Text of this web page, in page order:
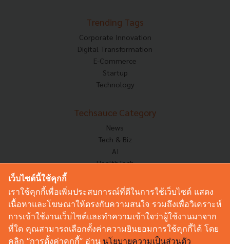
Trending Tags
Corporate Innovation
Digital Transformation
E-Commerce
Startup
Technology
Techsauce Category
News
Tech & Biz
AI
HealthTech
Corp Innov
Saucy Thoughts
Sustainable
Videos
เว็บไซต์นี้ใช้คุกกี้
เราใช้คุกกี้เพื่อเพิ่มประสบการณ์ที่ดีในการใช้เว็บไซต์ แสดง
เนื้อหาและโฆษณาให้ตรงกับความสนใจ รวมถึงเพื่อวิเคราะห์
การเข้าใช้งานเว็บไซต์และทำความเข้าใจว่าผู้ใช้งานมาจาก
ที่ใด คุณสามารถเลือกตั้งค่าความยินยอมการใช้คุกกี้ได้ โดย
คลิก “การตั้งค่าคุกกี้” อ่าน นโยบายความเป็นส่วนตัว